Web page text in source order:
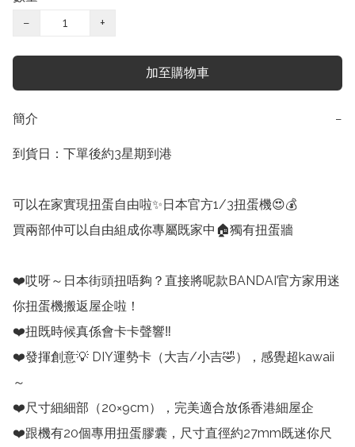
−
+
加至購物車
簡介 −
到貨日：下單後約3星期到港
可以在家實現扭蛋自由啦✨日本官方1/3扭蛋機😍💰
買兩部仲可以自由組成你專屬既家中🏠獨有扭蛋牆
❤️哎呀～日本街頭扭唔夠？直接將呢款BANDAI官方家用迷
你扭蛋機搬返屋企啦！
❤️扭既時候真係會卡卡聲響‼️
❤️發揮創意💡 DIY運勢卡（大吉/小吉🤣），感覺超kawaii
～
❤️尺寸細細部（20×9cm），完美適合放係香港細屋企
❤️跟機有20個專用扭蛋膠囊，尺寸直徑約27mm既迷你尺